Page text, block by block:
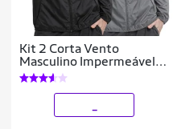
Kit 2 Corta Vento
Masculino Impermeável
Leve com Capuz Jaqueta
Esportiva